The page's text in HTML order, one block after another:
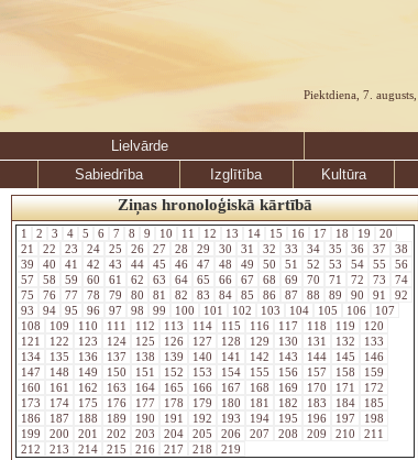
Piektdiena, 7.
Lielvārde
Sabiedrība Izglītība Kultūra
Ziņas hronoloģiskā kārtībā
1 2 3 4 5 6 7 8 9 10 11 12 13 14 15 16 17 18 19
20
21
22 23 24 25 26 27 28 29 30 31 32 33 34 35 36 37
38
39
40 41 42 43 44 45 46 47 48 49 50 51 52 53 54 55
56
57
58 59 60 61 62 63 64 65 66 67 68 69 70 71 72 73
74
75
76 77 78 79 80 81 82 83 84 85 86 87 88 89 90 91
92
93
94 95 96 97 98 99 100 101 102 103 104 105 106
107
108
109 110 111 112 113 114 115 116 117 118 119
120
121
122 123 124 125 126 127 128 129 130 131 132
133
134
135 136 137 138 139 140 141 142 143 144 145
146
147
148 149 150 151 152 153 154 155 156 157 158
159
160
161 162 163 164 165 166 167 168 169 170 171
172
173
174 175 176 177 178 179 180 181 182 183 184
185
186
187 188 189 190 191 192 193 194 195 196 197
198
199
200 201 202 203 204 205 206 207 208 209 210
211
212
213 214 215 216 217 218 219